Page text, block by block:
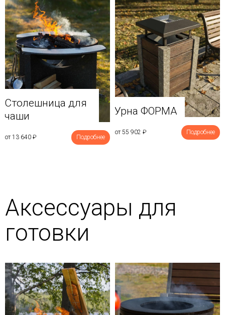
Столешница для
чаши
от 13 640 ₽ Подробнее
Урна ФОРМА
от 55 902 ₽ Подробнее
Аксессуары для
готовки